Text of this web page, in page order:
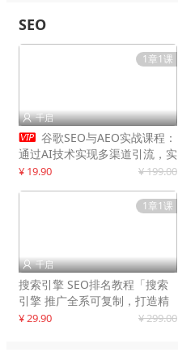
SEO
1章1课
 千启
 谷歌SEO与AEO实战课程：
通过AI技术实现多渠道引流，实
现网站流量增长300%
¥ 19.90 ¥ 199.00
1章1课
 千启
搜索引擎 SEO排名教程「搜索
引擎 推广全系可复制，打造精
准被动流量系统
¥ 29.90 ¥ 299.00